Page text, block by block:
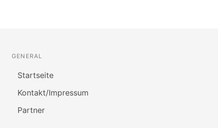
GENERAL
Startseite
Kontakt/Impressum
Partner